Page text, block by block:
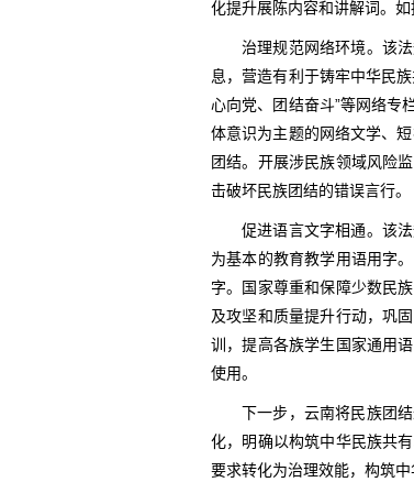
化提升展陈内容和讲解词。
治理规范网络环境。该
息，营造有利于铸牢中华民
心向党、团结奋斗”等网络专
体意识为主题的网络文学、
团结。开展涉民族领域风险
击破坏民族团结的错误言行。
促进语言文字相通。该
为基本的教育教学用语用字
字。国家尊重和保障少数民
及攻坚和质量提升行动，巩
训，提高各族学生国家通用
使用。
下一步，云南将民族团
化，明确以构筑中华民族共
要求转化为治理效能，构筑